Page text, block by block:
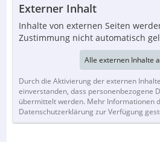
experimentierte.
Der Archivar von Golden Earring,
katalogisierte und hörte sich alle
Switch-Sessions an und fand
unveröffentlichten Titel: Action
Dieser Titel wurde während der
aufgenommen und ist der erste
unveröffentlichte fertige
Veröffentlichung die Band
Externer Inhalt
Inhalte von externen Seiten
Zustimmung nicht automatisch
Alle externen Inhalte
Durch die Aktivierung der externen
einverstanden, dass personenbezogene
übermittelt werden. Mehr Informationen
Datenschutzerklärung zur Verfügung